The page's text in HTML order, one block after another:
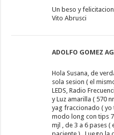
Un beso y
Vito Abrusci
ADOLFO GOMEZ
Hola Susana, de
sola sesion ( el
LEDS, Radio
y Luz amarilla ( 570
yag fraccionado ( yo
modo long con tips
mjl , de 3 a 6 pases (